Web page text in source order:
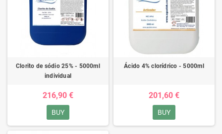
Clorito de sódio 25% - 5000ml
individual
216,90 €
BUY
Ácido 4% clorídrico - 5000ml
201,60 €
BUY